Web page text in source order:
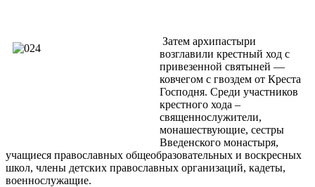
Затем архипастыри
возглавили крестный ход с
привезенной святыней —
ковчегом с гвоздем от Креста
Господня. Среди участников
крестного хода –
священнослужители,
монашествующие, сестры
Введенского монастыря,
учащиеся православных общеобразовательных и воскресных
школ, члены детских православных организаций, кадеты,
военнослужащие.